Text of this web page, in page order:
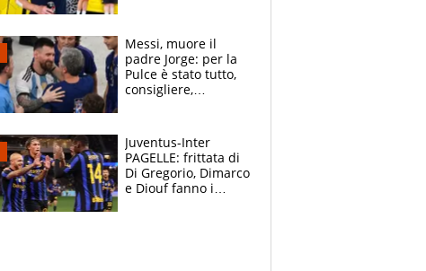
vuole la Roubaix
Messi, muore il
padre Jorge: per la
Pulce è stato tutto,
consigliere,
Juventus-Inter
PAGELLE: frittata di
Di Gregorio, Dimarco
e Diouf fanno i